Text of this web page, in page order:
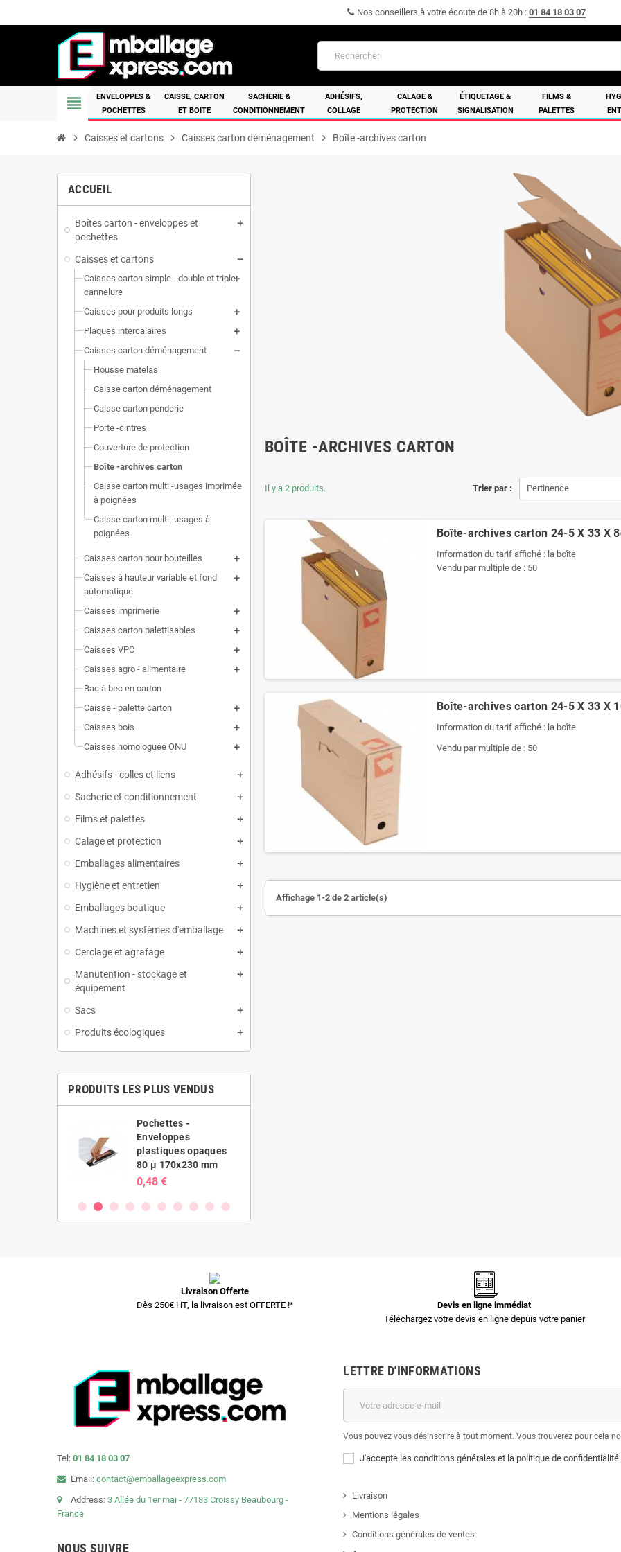
Nos conseillers à votre écoute de 8h à 20h : 01 84 18 03 07
view_headline
ENVELOPPES &
POCHETTES
CAISSE, CARTON
ET BOITE
SACHERIE &
CONDITIONNEMENT
ADHÉSIFS,
COLLAGE
CALAGE &
PROTECTION
ÉTIQUETAGE &
SIGNALISATION
FILMS &
PALETTES
chevron_right Caisses et cartons chevron_right Caisses carton déménagement chevron_right Boîte -archives carton
ACCUEIL
Boîtes carton - enveloppes et
pochettes
Caisses et cartons
Caisses carton simple - double et triple
cannelure
Caisses pour produits longs
Plaques intercalaires
Caisses carton déménagement
Housse matelas
Caisse carton déménagement
Caisse carton penderie
Porte -cintres
Couverture de protection
Boîte -archives carton
Caisse carton multi -usages imprimée
à poignées
Caisse carton multi -usages à
poignées
Caisses carton pour bouteilles
Caisses à hauteur variable et fond
automatique
Caisses imprimerie
Caisses carton palettisables
Caisses VPC
Caisses agro - alimentaire
Bac à bec en carton
Caisse - palette carton
Caisses bois
Caisses homologuée ONU
Adhésifs - colles et liens
Sacherie et conditionnement
Films et palettes
Calage et protection
Emballages alimentaires
Hygiène et entretien
Emballages boutique
Machines et systèmes d'emballage
Cerclage et agrafage
Manutention - stockage et
équipement
Sacs
Produits écologiques
PRODUITS LES PLUS VENDUS
Pochettes -
Enveloppes
plastiques opaques
80 µ 170x230 mm
0,48 €
BOÎTE -ARCHIVES CARTON
Trier par : Pertinence
Il y a 2 produits.
Boîte-archives carton 24-5 X 33 X
Information du tarif affiché : la boîte
Vendu par multiple de : 50
Boîte-archives carton 24-5 X 33 X
Information du tarif affiché : la boîte
Vendu par multiple de : 50
Affichage 1-2 de 2 article(s)
Livraison Offerte
Dès 250€ HT, la livraison est OFFERTE !*
Devis en ligne immédiat
Téléchargez votre devis en ligne depuis votre panier
Tel: 01 84 18 03 07
Email: contact@emballageexpress.com
Address: 3 Allée du 1er mai - 77183 Croissy Beaubourg -
France
NOUS SUIVRE
LETTRE D'INFORMATIONS
Vous pouvez vous désinscrire à tout moment. Vous trouverez pour cela
J'accepte les conditions générales et la politique de confidentialité
Livraison
Mentions légales
Conditions générales de ventes